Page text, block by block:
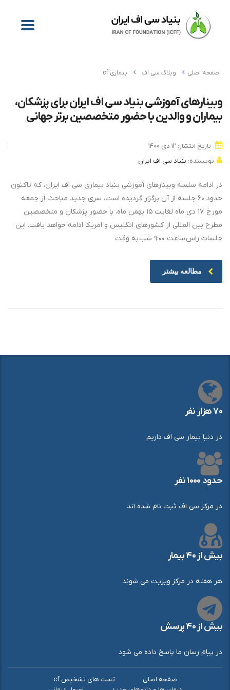
صفحه اصلی وبلاگ سی اف بیماری cf
وبینارهای آموزشی بنیاد سی اف ایران برای پزشکان،
بیماران و والدین با حضور متخصصین برتر جهانی
تاریخ انتشار: ۱۲ دی ۱۴۰۰
نویسنده: بنیاد سی اف ایران
در ادامه سلسه وبینارهای آموزشی بنیاد بیماری سی اف ایران، که تاکنون
حدود ۶۰ جلسه از آن برگزار گردیده است، سری جدید مباحث از جمعه
مورخ ۱۷ دی ماه لغایت ۱۵ بهمن ماه، با حضور پزشکان و متخصصین
مطرح بین المللی از کشورهای انگلیس و امریکا ادامه خواهد یافت. این
جلسات راس ساعت ۹:۰۰ شب به وقت
مطالعه بیشتر
۷۰ هزار نفر
در دنیا بیمار سی اف داریم
حدود ۱۰۰۰ نفر
در مرکز سی اف ثبت نام شده اند
بیش از ۴۰ بیمار
هر هفته در مرکز ویزیت می شوند
بیش از ۴۰ پرسش
در پیام رسان ما پاسخ داده می شود
صفحه اصلی
تست های تشخیص cf